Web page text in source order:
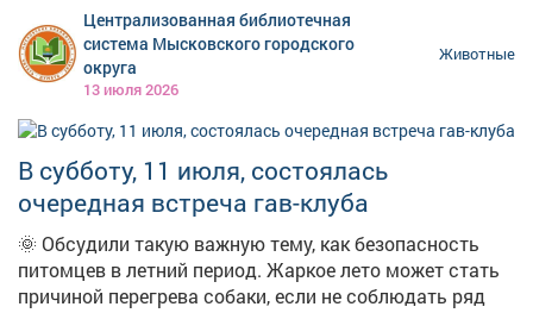
поисково-спасательная группа с помощью аварийно-
спасательного инструмента вызволила животных из-
под капотного пространства автомобиля, – сказали в
дальнейшей судьбе хвостиков не сообщается.
Централизованная библиотечная
система Мысковского городского
округа
13 июля 2026
Животные
В субботу, 11 июля, состоялась
очередная встреча гав-клуба
🌞 Обсудили такую важную тему, как безопасность
питомцев в летний период. Жаркое лето может стать
причиной перегрева собаки, если не соблюдать ряд